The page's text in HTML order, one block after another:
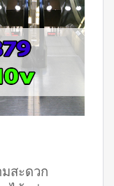
สะดวก